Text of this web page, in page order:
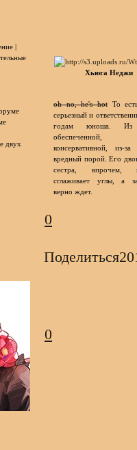
Хьюга Неджи
oh no, he's hot То
серьезный и
годам юноша. Из
консервативной, из-
вредный порой. Его
сестра, впрочем,
сглаживает углы, а
верно ждет.
0
Поделиться
0